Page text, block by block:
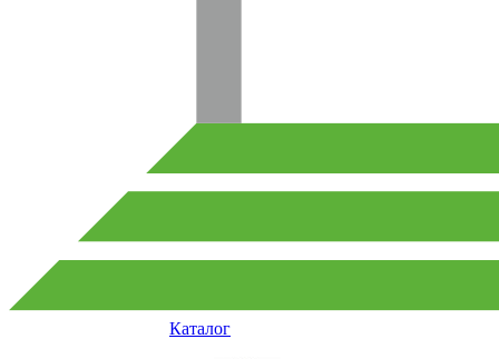
Каталог